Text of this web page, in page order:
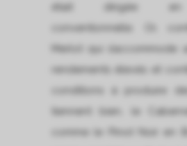
était dirigée en
conventionnelle. Or,
Merlot qui s’accommode
rendements élevés et
conditions à produire
tiennent bien, le
comme le Pinot Noir en